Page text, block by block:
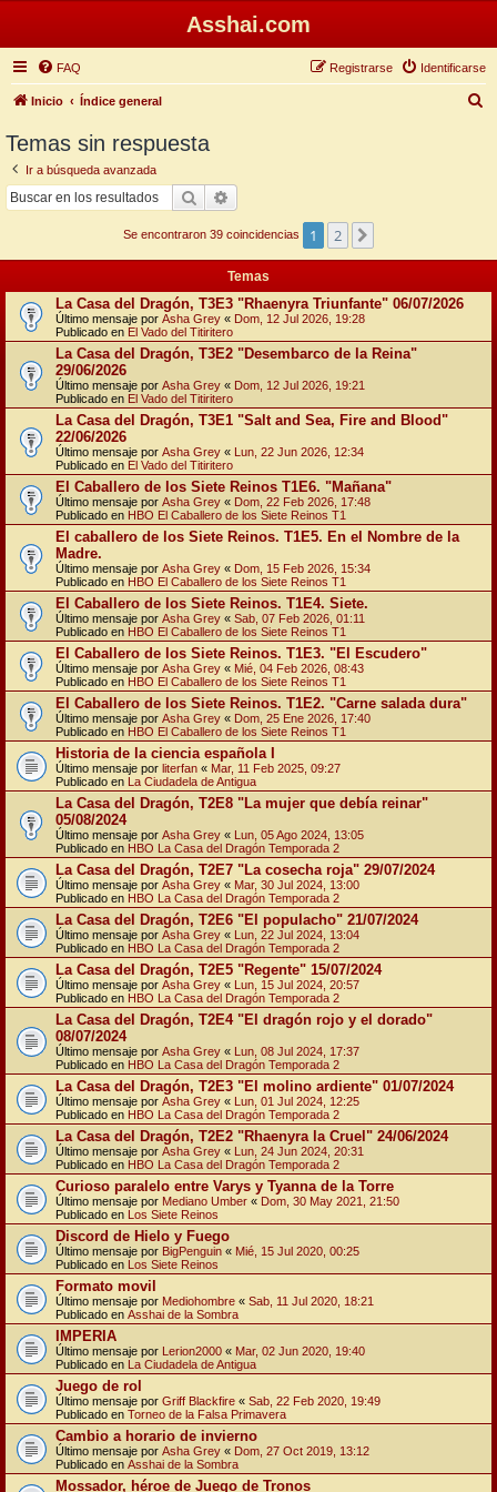
Asshai.com
FAQ Identificarse
Registrarse
Inicio Índice general
Temas sin respuesta
Ir a búsqueda avanzada
Buscar
Se encontraron 39 coincidencias 1 2
Temas
La Casa del Dragón, T3E3 "Rhaenyra Triunfante" 06/07/2026
Último mensaje por Asha Grey « Dom, 12 Jul 2026, 19:28
Publicado en El Vado del Titiritero
La Casa del Dragón, T3E2 "Desembarco de la Reina"
29/06/2026
Último mensaje por Asha Grey « Dom, 12 Jul 2026, 19:21
Publicado en El Vado del Titiritero
La Casa del Dragón, T3E1 "Salt and Sea, Fire and Blood"
22/06/2026
Último mensaje por Asha Grey « Lun, 22 Jun 2026, 12:34
Publicado en El Vado del Titiritero
El Caballero de los Siete Reinos T1E6. "Mañana"
Último mensaje por Asha Grey « Dom, 22 Feb 2026, 17:48
Publicado en HBO El Caballero de los Siete Reinos T1
El caballero de los Siete Reinos. T1E5. En el Nombre de la
Madre.
Último mensaje por Asha Grey « Dom, 15 Feb 2026, 15:34
Publicado en HBO El Caballero de los Siete Reinos T1
El Caballero de los Siete Reinos. T1E4. Siete.
Último mensaje por Asha Grey « Sab, 07 Feb 2026, 01:11
Publicado en HBO El Caballero de los Siete Reinos T1
El Caballero de los Siete Reinos. T1E3. "El Escudero"
Último mensaje por Asha Grey « Mié, 04 Feb 2026, 08:43
Publicado en HBO El Caballero de los Siete Reinos T1
El Caballero de los Siete Reinos. T1E2. "Carne salada dura"
Último mensaje por Asha Grey « Dom, 25 Ene 2026, 17:40
Publicado en HBO El Caballero de los Siete Reinos T1
Historia de la ciencia española I
Último mensaje por literfan « Mar, 11 Feb 2025, 09:27
Publicado en La Ciudadela de Antigua
La Casa del Dragón, T2E8 "La mujer que debía reinar"
05/08/2024
Último mensaje por Asha Grey « Lun, 05 Ago 2024, 13:05
Publicado en HBO La Casa del Dragón Temporada 2
La Casa del Dragón, T2E7 "La cosecha roja" 29/07/2024
Último mensaje por Asha Grey « Mar, 30 Jul 2024, 13:00
Publicado en HBO La Casa del Dragón Temporada 2
La Casa del Dragón, T2E6 "El populacho" 21/07/2024
Último mensaje por Asha Grey « Lun, 22 Jul 2024, 13:04
Publicado en HBO La Casa del Dragón Temporada 2
La Casa del Dragón, T2E5 "Regente" 15/07/2024
Último mensaje por Asha Grey « Lun, 15 Jul 2024, 20:57
Publicado en HBO La Casa del Dragón Temporada 2
La Casa del Dragón, T2E4 "El dragón rojo y el dorado"
08/07/2024
Último mensaje por Asha Grey « Lun, 08 Jul 2024, 17:37
Publicado en HBO La Casa del Dragón Temporada 2
La Casa del Dragón, T2E3 "El molino ardiente" 01/07/2024
Último mensaje por Asha Grey « Lun, 01 Jul 2024, 12:25
Publicado en HBO La Casa del Dragón Temporada 2
La Casa del Dragón, T2E2 "Rhaenyra la Cruel" 24/06/2024
Último mensaje por Asha Grey « Lun, 24 Jun 2024, 20:31
Publicado en HBO La Casa del Dragón Temporada 2
Curioso paralelo entre Varys y Tyanna de la Torre
Último mensaje por Mediano Umber « Dom, 30 May 2021, 21:50
Publicado en Los Siete Reinos
Discord de Hielo y Fuego
Último mensaje por BigPenguin « Mié, 15 Jul 2020, 00:25
Publicado en Los Siete Reinos
Formato movil
Último mensaje por Mediohombre « Sab, 11 Jul 2020, 18:21
Publicado en Asshai de la Sombra
IMPERIA
Último mensaje por Lerion2000 « Mar, 02 Jun 2020, 19:40
Publicado en La Ciudadela de Antigua
Juego de rol
Último mensaje por Griff Blackfire « Sab, 22 Feb 2020, 19:49
Publicado en Torneo de la Falsa Primavera
Cambio a horario de invierno
Último mensaje por Asha Grey « Dom, 27 Oct 2019, 13:12
Publicado en Asshai de la Sombra
Mossador, héroe de Juego de Tronos